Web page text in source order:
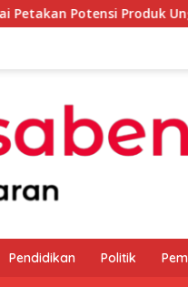
Produk Unggulan UMKM
Pendidikan Politik